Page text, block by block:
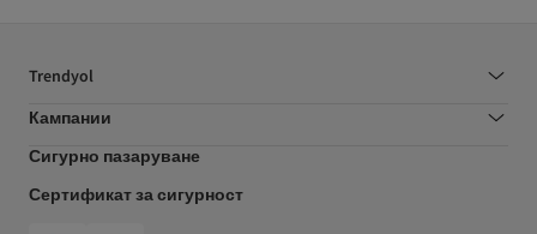
Trendyol
Кампании
Сигурно пазаруване
Сертификат за сигурност